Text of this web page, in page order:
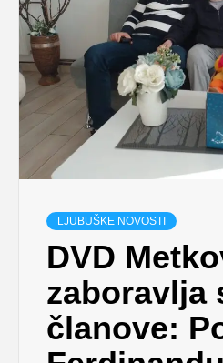
LJUBUŠKE NOVOSTI
DVD
zaboravlja
članove: